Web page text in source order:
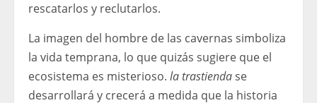
rescatarlos y reclutarlos.
La imagen del hombre de las cavernas simboliza
la vida temprana, lo que quizás sugiere que el
ecosistema es misterioso. la trastiendase
desarrollará y crecerá a medida que la historia